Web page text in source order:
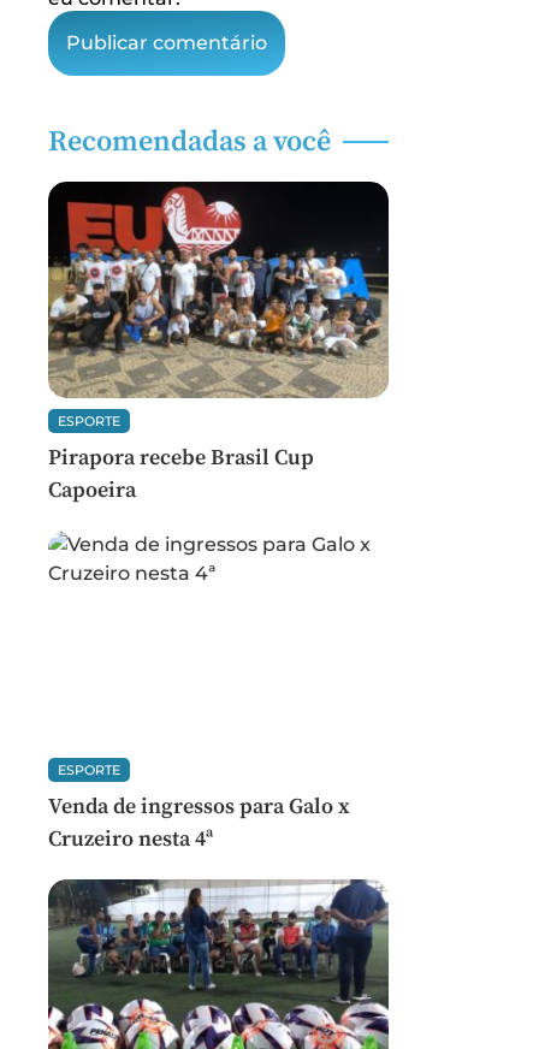
Recomendadas a você
ESPORTE
Pirapora recebe Brasil Cup
Capoeira
ESPORTE
Venda de ingressos para Galo x
Cruzeiro nesta 4ª